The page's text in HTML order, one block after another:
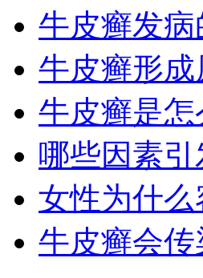
牛皮癣发
牛皮癣形
牛皮癣是怎
哪些因素
女性为什
牛皮癣会